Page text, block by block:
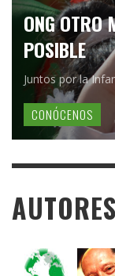
ONG OTRO
POSIBLE
Juntos por la
CONÓCENOS
AUTORES